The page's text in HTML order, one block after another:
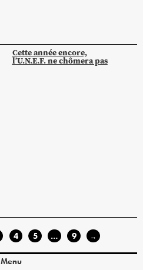
Cette année encore,
l’U.N.E.F. ne chômera pas
4 5 … 9 →
Menu